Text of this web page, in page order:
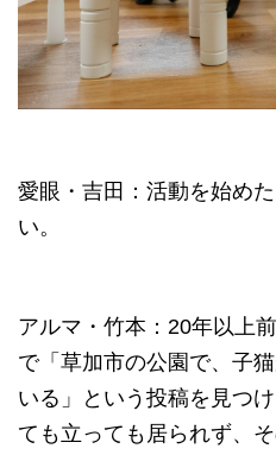
愛眼・吉田：活動を始め
い。
アルマ・竹本：20年以上
で「草加市の公園で、子
いる」という投稿を見つ
ても立っても居られず、